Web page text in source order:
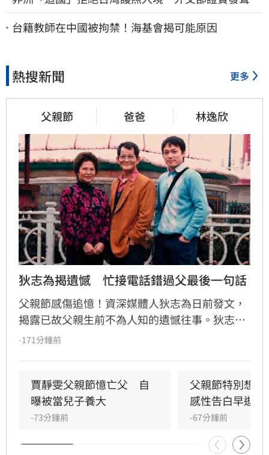
了：持續交涉聯繫
台籍教師在中國被拘禁！海基會揭可能原因
熱搜新聞 更多
父親節 爸爸 林逸欣
狄志為揭遺憾　忙接電話錯過父最後一句話
父親節感傷追憶！資深媒體人狄志為日前發文，
揭露已故父親生前不為人知的遺憾往事。狄志為
透露，父親一生以海為家，兩人相處時間極少，
在門外落淚。最讓狄志為心碎的是，當年陪病重
父親曬太陽時，自己因忙於接工作電話而忽視了
父親，沒想到那竟是父子最後的相處，父親回房
後便陷入永眠。這段錯過的對話成為他20年來心
中最深的遺憾，他以此感嘆，有些電話晚點接沒
-171分鐘前
賈靜雯父親節憶亡父　自
曝被當兒子養大
-73分鐘前
父親節特別想
感性告白早逝父
-67分鐘前